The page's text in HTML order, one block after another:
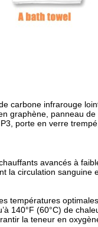
carbone infrarouge
graphène, panneau
porte en verre
avancés à
la circulation
températures
140°F (60°C) de
la teneur en